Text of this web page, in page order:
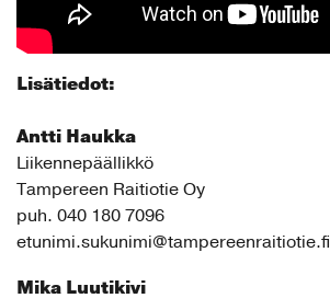
Lisätiedot:
Antti Haukka
Liikennepäällikkö
Tampereen Raitiotie Oy
puh. 040 180 7096
etunimi.sukunimi@tampereenraitiotie.fi
Mika Luutikivi